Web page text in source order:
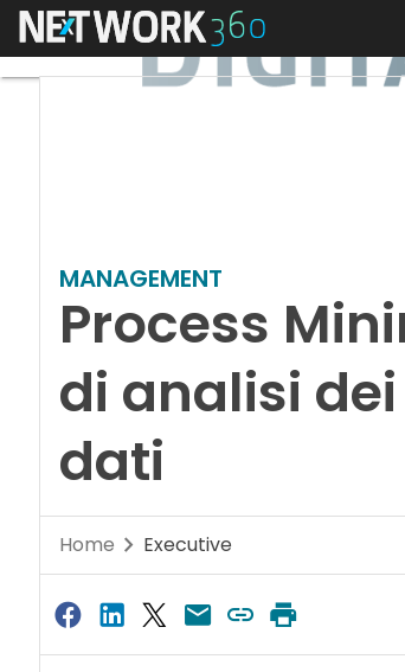
Menu
MANAGEMENT
Process
di analisi
dati
Home Executive